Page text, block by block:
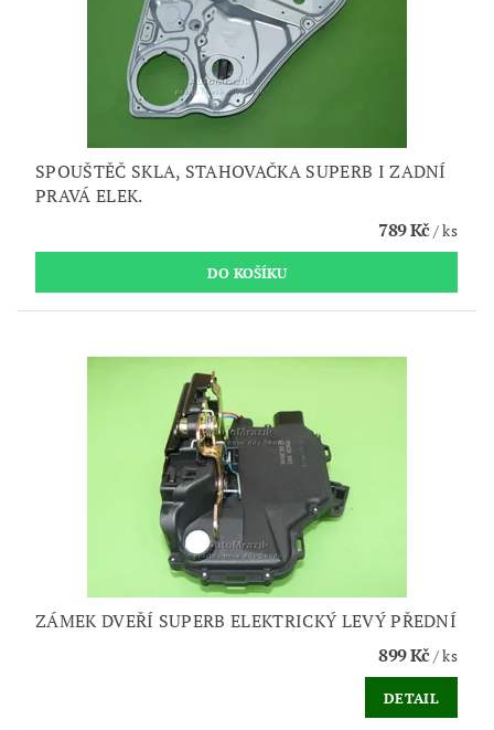
SPOUŠTĚČ SKLA, STAHOVAČKA SUPERB I ZADNÍ
PRAVÁ ELEK.
789 Kč/ ks
ZÁMEK DVEŘÍ SUPERB ELEKTRICKÝ LEVÝ PŘEDNÍ
899 Kč/ ks
DETAIL